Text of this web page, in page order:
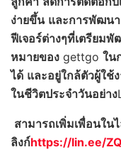
ง่ายขึ้น และการพัฒนา
ฟีเจอร์ต่างๆที่เตรียม
หมายของ gettgo ใน
ได้ และอยู่ใกล้ตัวผู้ใ
ในชีวิตประจำวันอย่าง
สามารถเพิ่มเพื่อนใ
ลิงก์https://lin.ee/